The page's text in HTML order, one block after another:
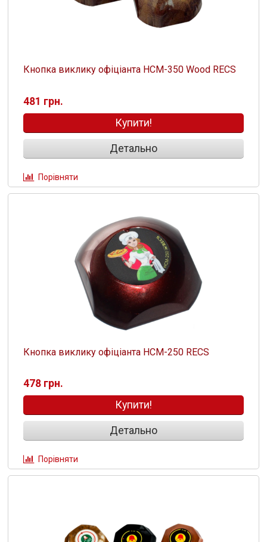
Кнопка виклику офіціанта HCM-350 Wood RECS
481 грн.
Купити!
Детально
Порівняти
Кнопка виклику офіціанта HCM-250 RECS
478 грн.
Купити!
Детально
Порівняти